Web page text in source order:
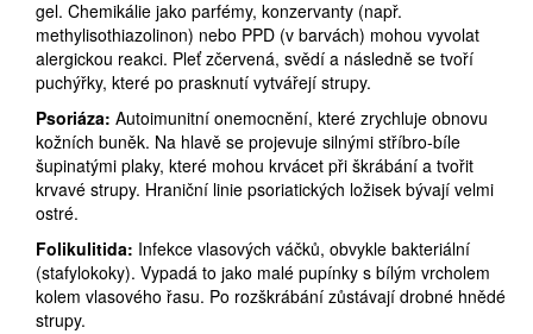
gel. Chemikálie jako parfémy, konzervanty (např.
methylisothiazolinon) nebo PPD (v barvách) mohou vyvolat
alergickou reakci. Pleť zčervená, svědí a následně se tvoří
puchýřky, které po prasknutí vytvářejí strupy.
Psoriáza: Autoimunitní onemocnění, které zrychluje obnovu
kožních buněk. Na hlavě se projevuje silnými stříbro-bíle
šupinatými plaky, které mohou krvácet při škrábání a tvořit
krvavé strupy. Hraniční linie psoriatických ložisek bývají velmi
ostré.
Folikulitida: Infekce vlasových váčků, obvykle bakteriální
(stafylokoky). Vypadá to jako malé pupínky s bílým vrcholem
kolem vlasového řasu. Po rozškrábání zůstávají drobné hnědé
strupy.